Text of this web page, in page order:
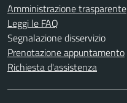
Amministrazione trasparente
Leggi le FAQ
Segnalazione disservizio
Prenotazione appuntamento
Richiesta d'assistenza